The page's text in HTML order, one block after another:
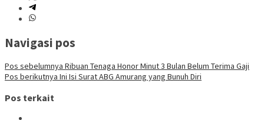
Navigasi pos
Pos sebelumnya Ribuan Tenaga Honor Minut 3 Bulan Belum Terima Gaji
Pos berikutnya Ini Isi Surat ABG Amurang yang Bunuh Diri
Pos terkait